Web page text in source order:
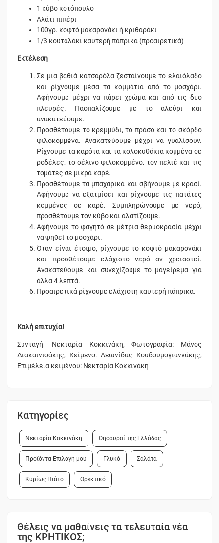
1 κύβο κοτόπουλο
Αλάτι πιπέρι
100γρ. κοφτό μακαρονάκι ή κριθαράκι
1/3 κουταλάκι καυτερή πάπρικα (προαιρετικά)
Εκτέλεση
Σε μια βαθιά κατσαρόλα ζεσταίνουμε το ελαιόλαδο
και ρίχνουμε μέσα τα κομμάτια από το μοσχάρι.
Αφήνουμε μέχρι να πάρει χρώμα και από τις δυο
πλευρές. Πασπαλίζουμε με το αλεύρι και
ανακατεύουμε.
Προσθέτουμε το κρεμμύδι, το πράσο και το σκόρδο
ψιλοκομμένα. Ανακατεύουμε μέχρι να γυαλίσουν.
Ρίχνουμε τα καρότα και τα κολοκυθάκια κομμένα σε
ροδέλες, το σέλινο ψιλοκομμένο, τον πελτέ και τις
τομάτες σε μικρά καρέ.
Προσθέτουμε τα μπαχαρικά και σβήνουμε με κρασί.
Αφήνουμε να εξατμίσει και ρίχνουμε τις πατάτες
κομμένες σε καρέ. Συμπληρώνουμε με νερό,
προσθέτουμε τον κύβο και αλατίζουμε.
Αφήνουμε το φαγητό σε μέτρια θερμοκρασία μέχρι
να ψηθεί το μοσχάρι.
Όταν είναι έτοιμο, ρίχνουμε το κοφτό μακαρονάκι
και προσθέτουμε ελάχιστο νερό αν χρειαστεί.
Ανακατεύουμε και συνεχίζουμε το μαγείρεμα για
άλλα 4 λεπτά.
Προαιρετικά ρίχνουμε ελάχιστη καυτερή πάπρικα.
Καλή επιτυχία!
Συνταγή: Νεκταρία Κοκκινάκη, Φωτογραφία: Μάνος
Διακαινισάκης, Κείμενο: Λεωνίδας Κουδουμογιαννάκης,
Επιμέλεια κειμένου: Νεκταρία Κοκκινάκη
Κατηγορίες
Νεκταρία Κοκκινάκη Θησαυροί της Ελλάδας
Προϊόντα Επιλογή μου Γλυκό Σαλάτα
Κυρίως Πιάτο Ορεκτικό
Θέλεις να μαθαίνεις τα τελευταία νέα
της ΚΡΗΤΙΚΟΣ;